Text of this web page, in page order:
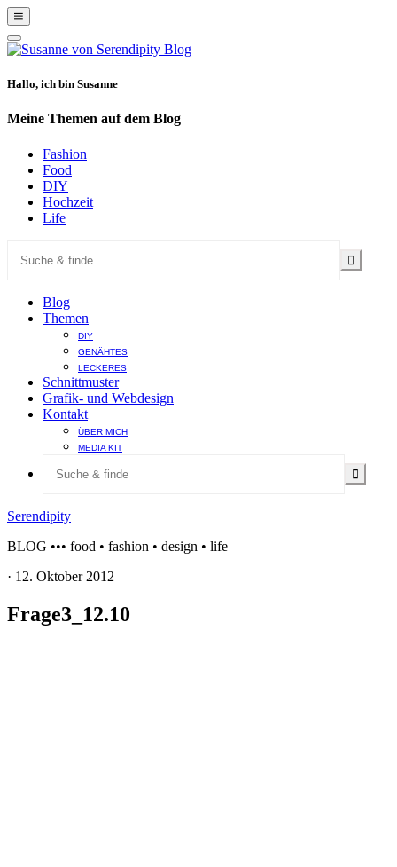
Show
Offscreen
Content
Hide
Offscreen
Hallo, ich bin Susanne
Meine Themen auf dem Blog
Fashion
Food
DIY
Hochzeit
Life
Blog
Themen
DIY
GENÄHTES
LECKERES
Schnittmuster
Grafik- und Webdesign
Kontakt
ÜBER MICH
MEDIA KIT
Serendipity
BLOG ••• food • fashion • design • life
· 12. Oktober 2012
Frage3_12.10